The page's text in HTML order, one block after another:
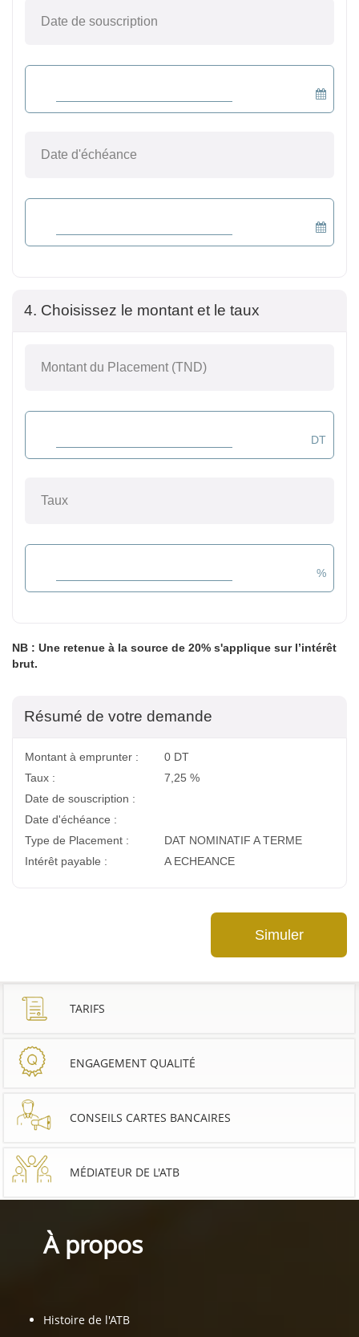
Date de souscription
Date d'échéance
4. Choisissez le montant et le taux
Montant du Placement (TND)
Taux
NB : Une retenue à la source de 20% s'applique sur l’intérêt
brut.
Résumé de votre demande
Montant à emprunter : 0 DT
Taux :
7,25 %
Date de souscription :
Date d'échéance :
Type de Placement :
DAT NOMINATIF A TERME
Intérêt payable :
A ECHEANCE
TARIFS
ENGAGEMENT QUALITÉ
CONSEILS CARTES BANCAIRES
MÉDIATEUR DE L'ATB
À propos
Histoire de l'ATB